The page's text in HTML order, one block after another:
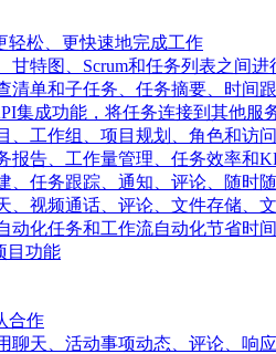
轻松、更快速地完成工作
甘特图、Scrum和任务列表之间进
清单和子任务、任务摘要、时间
集成功能，将任务连接到其他服
、工作组、项目规划、角色和访
报告、工作量管理、任务效率和
、任务跟踪、通知、评论、随时
、视频通话、评论、文件存储、
动化任务和工作流自动化节省时间
目功能
合作
聊天、活动事项动态、评论、响